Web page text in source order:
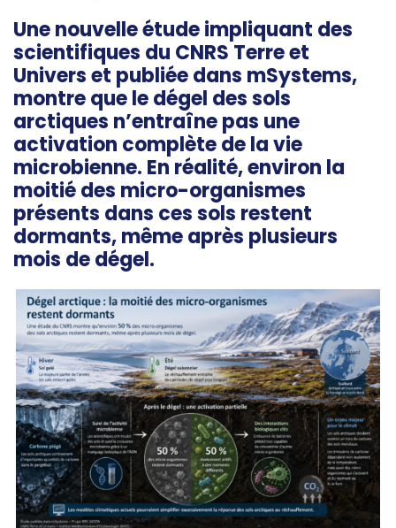
Une nouvelle étude impliquant des
scientifiques du CNRS Terre et
Univers et publiée dans mSystems,
montre que le dégel des sols
arctiques n’entraîne pas une
activation complète de la vie
microbienne. En réalité, environ la
moitié des micro-organismes
présents dans ces sols restent
dormants, même après plusieurs
mois de dégel.